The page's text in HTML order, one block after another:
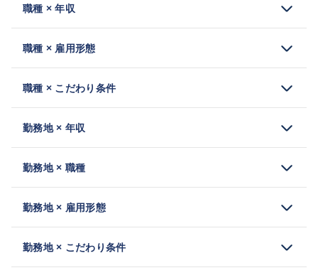
職種 × 年収
職種 × 雇用形態
職種 × こだわり条件
勤務地 × 年収
勤務地 × 職種
勤務地 × 雇用形態
勤務地 × こだわり条件